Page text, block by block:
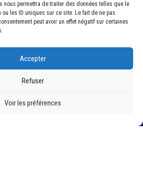
nous permettra de traiter des données telles que le
les ID uniques sur ce site. Le fait de ne pas
peut avoir un effet négatif sur certaines
Accepter
Refuser
Voir les préférences
Léon Jouhaux
Clermont-Ferrand Cedex 2
accueil@asm-omnisports.com